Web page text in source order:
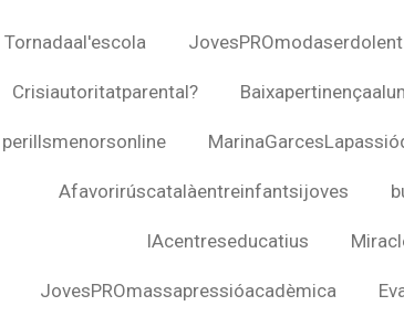
Tornadaal'escola JovesPROmodaserdolent
Crisiautoritatparental?
perillsmenorsonline
Afavorirúscatalàentreinfantsijoves
IAcentreseducatius
JovesPROmassapressióacadèmica